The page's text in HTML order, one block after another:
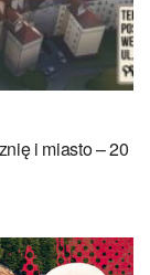
i miasto – 20